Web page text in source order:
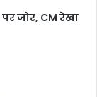
जोर, CM रेखा